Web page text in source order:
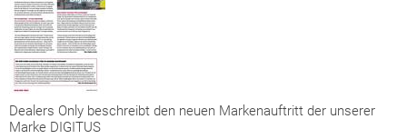
Dealers Only beschreibt den neuen Markenauftritt der unserer
Marke DIGITUS